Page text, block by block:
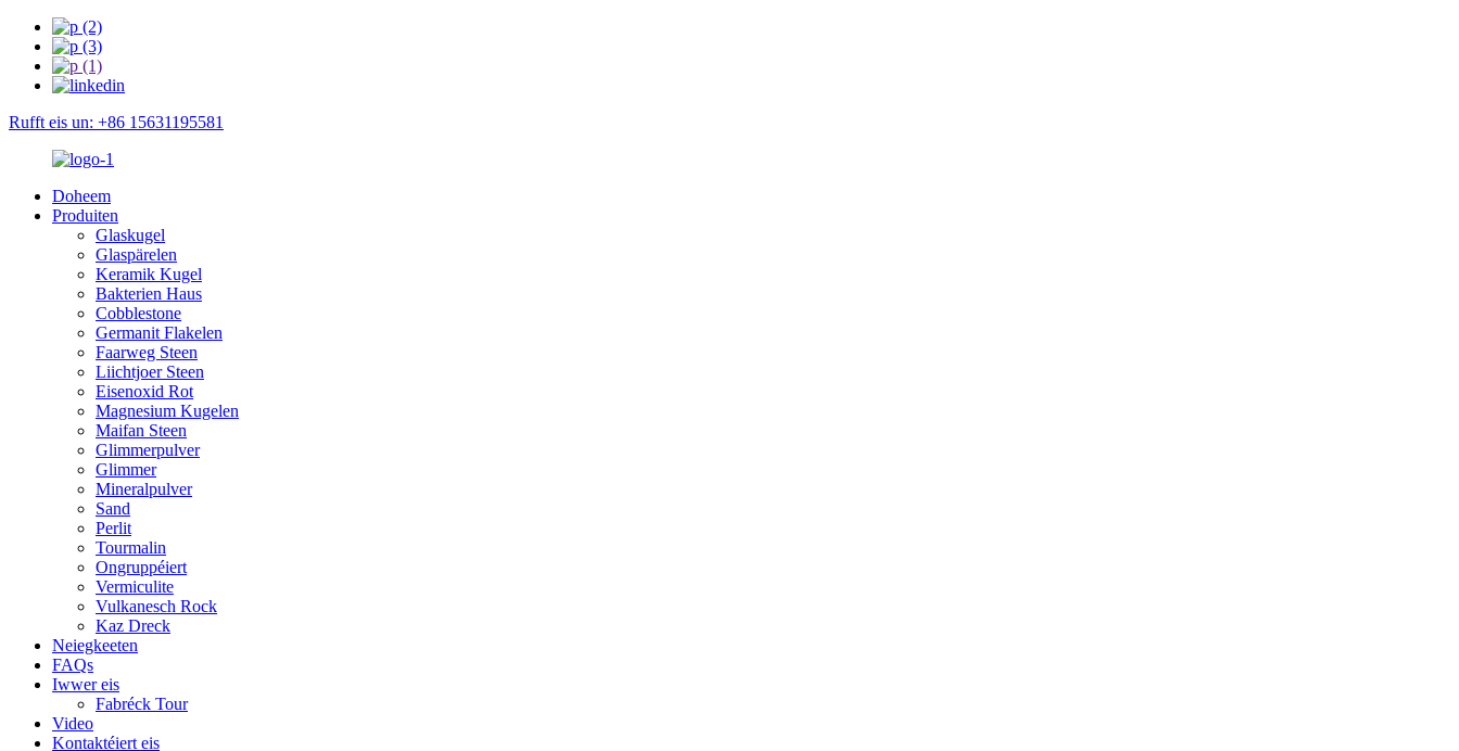
Rufft eis un: +86 15631195581
Doheem
Produiten
Glaskugel
Glaspärelen
Keramik Kugel
Bakterien Haus
Cobblestone
Germanit Flakelen
Faarweg Steen
Liichtjoer Steen
Eisenoxid Rot
Magnesium Kugelen
Maifan Steen
Glimmerpulver
Glimmer
Mineralpulver
Sand
Perlit
Tourmalin
Ongruppéiert
Vermiculite
Vulkanesch Rock
Kaz Dreck
Neiegkeeten
FAQs
Iwwer eis
Fabréck Tour
Video
Kontaktéiert eis